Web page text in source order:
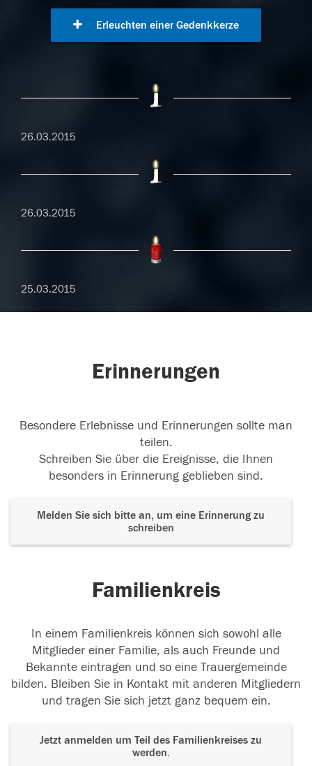
Erleuchten einer Gedenkkerze
26.03.2015
26.03.2015
25.03.2015
Erinnerungen
Besondere Erlebnisse und Erinnerungen sollte man
teilen.
Schreiben Sie über die Ereignisse, die Ihnen
besonders in Erinnerung geblieben sind.
Melden Sie sich bitte an, um eine Erinnerung zu
schreiben
Familienkreis
In einem Familienkreis können sich sowohl alle
Mitglieder einer Familie, als auch Freunde und
Bekannte eintragen und so eine Trauergemeinde
bilden. Bleiben Sie in Kontakt mit anderen Mitgliedern
und tragen Sie sich jetzt ganz bequem ein.
Jetzt anmelden um Teil des Familienkreises zu
werden.